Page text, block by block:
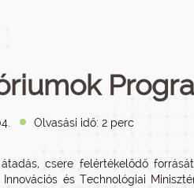
Olvasási idő: 2 perc
csere felértékelődő
és Technológiai